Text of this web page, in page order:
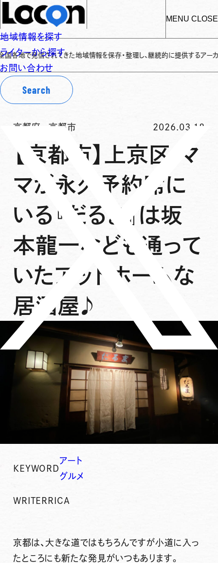
MENU CLOSE
地域情報を探す
ライターから探す
お問い合わせ
Search
れてきた地域情報を保存・整理し、継続的に提供するアーカイブサイトです
京都府 -京都市 2026.03.18
【京都市】上京区 マ
マが永久予約席に
いる『だるま』は坂
本龍一なども通って
いたアットホームな
居酒屋♪
KEYWORD
アート
グルメ
WRITER RICA
京都は、大きな道ではもちろんですが小道に入っ
たところにも新たな発見がいつもあります。